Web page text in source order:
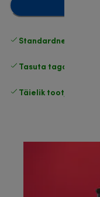
Standardne tasuta
Tasuta tagastamine
Täielik tootjagarantii